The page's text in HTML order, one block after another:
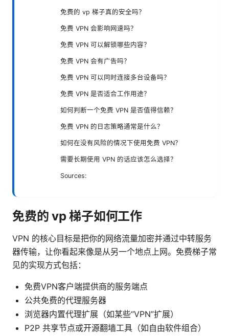
免费的 vp 梯子真的安全吗？
免费 VPN 会影响网速吗？
免费 VPN 可以解锁哪些内容？
免费 VPN 会有广告吗？
免费 VPN 可以同时连接多台设备吗？
免费 VPN 是否适合工作用途？
如何判断一个免费 VPN 是否值得信赖？
免费 VPN 的日志策略通常是什么？
如何在没有风险的情况下使用免费 VPN？
需要长期使用 VPN 的话应该怎么选择？
Sources:
免费的 vp 梯子如何工作
VPN 的核心目标是把你的网络流量加密并通过中转服务
器传输，让你看起来像是从另一个地点上网。免费梯子常
见的实现方式包括：
免费VPN客户端提供商的服务端点
公共免费的代理服务器
浏览器内置代理扩展（如某些“VPN”扩展）
P2P 共享节点或开源翻墙工具（如自由软件组合）